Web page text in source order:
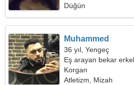
Düğün
Muhammed
36 yıl, Yengeç
Eş arayan bekar
Korgan
Atletizm, Mizah